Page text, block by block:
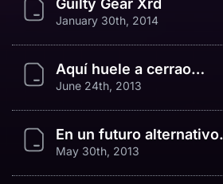
Guilty Gear Xrd
January 30th, 2014
Aquí huele a cerrao…
June 24th, 2013
En un futuro
May 30th, 2013